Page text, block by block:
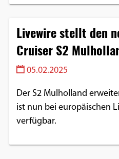
Livewire stellt den
Cruiser S2
05.02.2025
Der S2 Mulholland
ist nun bei europäischen
verfügbar.